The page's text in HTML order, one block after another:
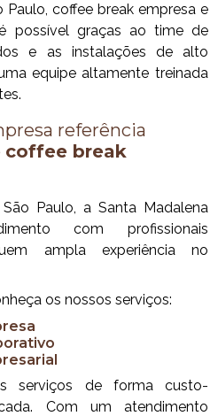
coffee break empresa e
possível graças ao time de
e as instalações de alto
equipe altamente treinada
referência
coffee break
Paulo, a Santa Madalena
com profissionais
ampla experiência no
os nossos serviços:
serviços de forma custo-
Com um atendimento